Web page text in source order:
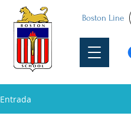
Boston Line
Entrada